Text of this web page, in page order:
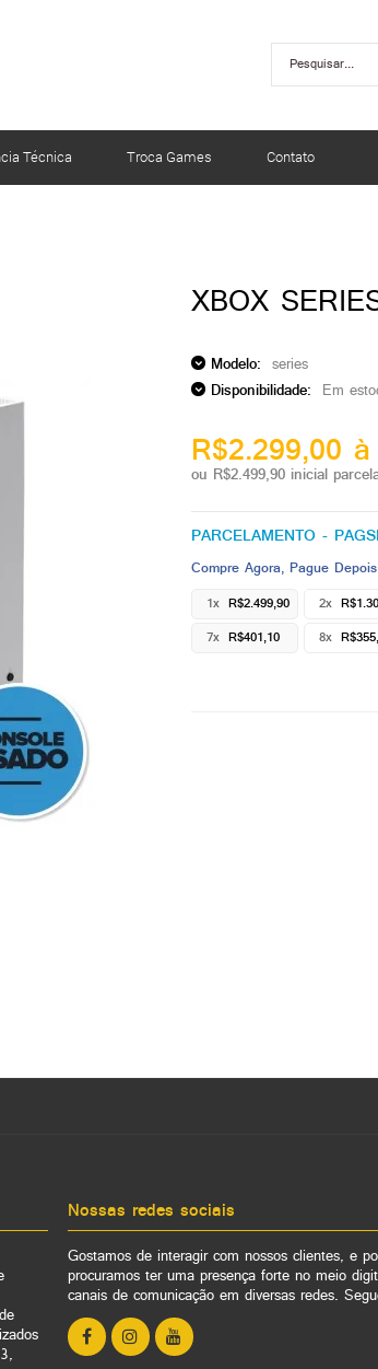
Técnica Troca Games Contato
XBOX
Modelo: series
Disponibilidade: Em
R$2.299,00
ou R$2.499,90 inicial
PARCELAMENTO -
Compre Agora, Pague
1x R$2.499,90 2x
7x R$401,10 8x
Nossas redes sociais
Gostamos de interagir com nossos clientes, e
procuramos ter uma presença forte no meio
canais de comunicação em diversas redes.